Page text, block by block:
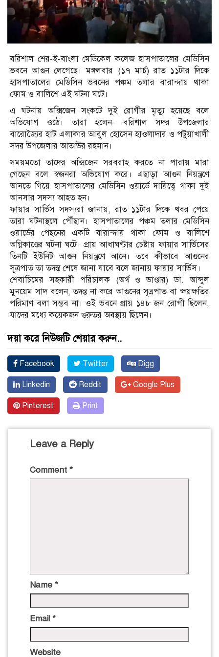
বরিশাল শের-ই-বাংলা মেডিকেল কলেজ হাসপাতালের মেডিসিন
ভবনে আগুন লেগেছে। মঙ্গলবার (১৭ মার্চ) রাত ১১টার দিকে
হাসপাতালের মেডিসিন ভবনের পঞ্চম তলার বারান্দায় থাকা
ফোম ও বালিশে এই ঘটনা ঘটে।
এ ঘটনায় অক্সিজেন সংকটে দুই রোগীর মৃত্যু হয়েছে বলে
অভিযোগ ওঠে। তারা হলেন- বরিশাল সদর উপজেলার
বারোজ্যৈর হাট এলাকার আবুল হোসেন হাওলাদার ও পটুয়াখালী
সদর উপজেলার আতাউর রহমান।
সময়মতো তাদের অক্সিজেন সরবরাহ করতে না পারায় মারা
গেছেন বলে স্বজনরা অভিযোগ করে। এছাড়া আগুন নিয়ন্ত্রণে
আনতে গিয়ে হাসপাতালের মেডিসিন ওয়ার্ডে দায়িত্বে থাকা দুই
আনসার সদস্য আহত হন।
ফায়ার সার্ভিস সদস্যরা জানায়, রাত ১১টার দিকে খবর পেয়ে
তারা ঘটনাস্থলে পৌঁছান। হাসপাতালের পঞ্চম তলার মেডিসিন
ওয়ার্ডের পেছনের একটি বারান্দায় থাকা ফোম ও বালিশে
অগ্নিকাণ্ডের ঘটনা ঘটে। প্রায় আধাঘণ্টার চেষ্টায় ফায়ার সার্ভিসের
তিনটি ইউনিট আগুন নিয়ন্ত্রণে আনে। তবে কীভাবে আগুনের
সূত্রপাত তা তদন্ত শেষে জানা যাবে বলে জানায় ফায়ার সার্ভিস।
শেবাচিমের সহকারী পরিচালক (অর্থ ও ভাণ্ডার) ডা. আব্দুল
মুনয়েম সাদ বলেন, তদন্ত না করে আগুনের সূত্রপাত বা ক্ষয়ক্ষতির
পরিমাণ বলা সম্ভব না। ওই ভবনে প্রায় ১৪৮ জন রোগী ছিলেন,
যাদের মধ্যে কয়েকজন গুরুতর অবস্থায় ছিলেন।
দয়া করে নিউজটি শেয়ার করুন..
Facebook Twitter Digg
Linkedin Reddit Google Plus
Pinterest Print
Leave a Reply
Comment *
Name *
Email *
Website